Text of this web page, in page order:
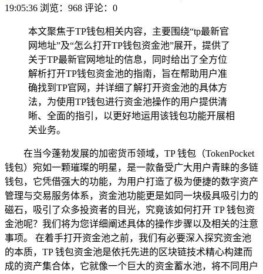
19:05:36 浏览：968 评论：0
本文聚焦于TP钱包相关内容，主要围绕“tp最新官
网地址”及“怎么打开TP钱包资金池”展开，提供了
关于TP最新官网地址的信息，同时给出了全方位
解析打开TP钱包资金池的指南，旨在帮助用户准
确找到TP官网，并详细了解打开资金池的具体方
法，为使用TP钱包进行资金池操作的用户提供清
晰、全面的指引，以更好地运用该钱包功能开展相
关业务。
在当今蓬勃发展的加密货币领域，TP 钱包（TokenPocket
钱包）宛如一颗璀璨的明星，是一款备受广大用户青睐的多链
钱包，它凭借强大的功能，为用户打造了极为便捷的数字资产
管理与交易服务体系，资金池功能更是如同一块极具吸引力的
磁石，吸引了众多投资者的目光，究竟该如何打开 TP 钱包资
金池呢？我们将为您详细阐述具体的操作步骤以及相关的注意
事项。 在着手打开资金池之前，我们有必要深入探究资金池
的本质，TP 钱包资金池是依托先进的区块链技术精心构建而
成的资产集合体，它就像一个巨大的资金蓄水池，将不同用户